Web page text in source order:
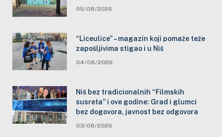
05/08/2026
“Liceulice” – magazin koji pomaže teže
zapošljivima stigao i u Niš
04/08/2026
Niš bez tradicionalnih “Filmskih
susreta” i ove godine: Grad i glumci
bez dogovora, javnost bez odgovora
03/08/2026